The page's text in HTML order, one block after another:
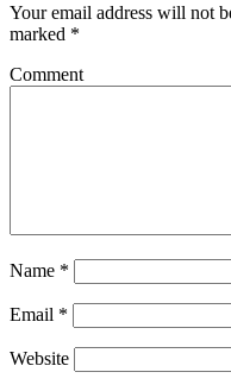
Your email address will not
marked *
Comment
Name *
Email *
Website